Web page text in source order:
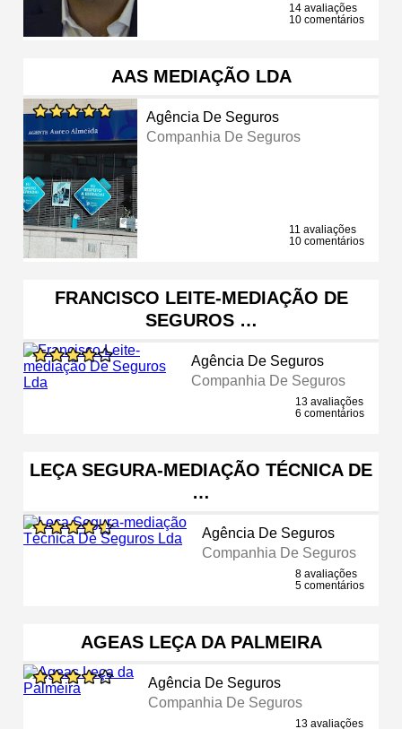
14 avaliações
10 comentários
AAS MEDIAÇÃO LDA
Agência De Seguros
Companhia De Seguros
11 avaliações
10 comentários
FRANCISCO LEITE-MEDIAÇÃO DE
SEGUROS …
Agência De Seguros
Companhia De Seguros
13 avaliações
6 comentários
LEÇA SEGURA-MEDIAÇÃO TÉCNICA DE
…
Agência De Seguros
Companhia De Seguros
8 avaliações
5 comentários
AGEAS LEÇA DA PALMEIRA
Agência De Seguros
Companhia De Seguros
13 avaliações